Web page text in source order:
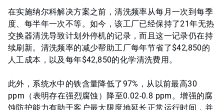
在实施纳尔科解决方案之前，清洗频率从每月一次到每季
度、每半年一次不等。如今，该工厂已经保持了21年无热
交换器清洗导致计划外停机的记录，而且这一记录仍在持
续刷新。清洗频率的减少帮助工厂每年节省了$42,850的
人工成本，以及每年$42,850的化学清洗费用。
此外，系统水中的铁含量降低了97%，从以前最高30
ppm（表明存在强烈腐蚀）降至0.02-0.8 ppm。增强的腐
蚀防护能力有助于客户最大限度地延长正常运行时间，并